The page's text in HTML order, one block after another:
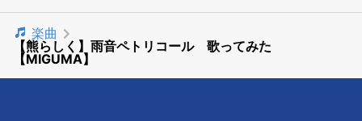
楽曲
【熊らしく】雨音ペトリコール 歌ってみた
【MIGUMA】